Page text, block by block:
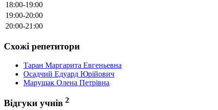
18:00-19:00
19:00-20:00
20:00-21:00
Схожі репетитори
Таран Маргарита Евгеньевна
Осадчий Едуард Юрійович
Марущак Олена Петрівна
Відгуки учнів 2